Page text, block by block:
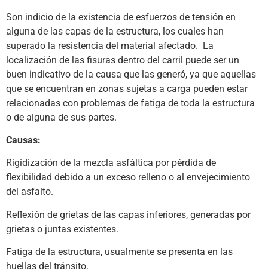
Son indicio de la existencia de esfuerzos de tensión en
alguna de las capas de la estructura, los cuales han
superado la resistencia del material afectado. La
localización de las fisuras dentro del carril puede ser un
buen indicativo de la causa que las generó, ya que aquellas
que se encuentran en zonas sujetas a carga pueden estar
relacionadas con problemas de fatiga de toda la estructura
o de alguna de sus partes.
Causas:
Rigidización de la mezcla asfáltica por pérdida de
flexibilidad debido a un exceso relleno o al envejecimiento
del asfalto.
Reflexión de grietas de las capas inferiores, generadas por
grietas o juntas existentes.
Fatiga de la estructura, usualmente se presenta en las
huellas del tránsito.